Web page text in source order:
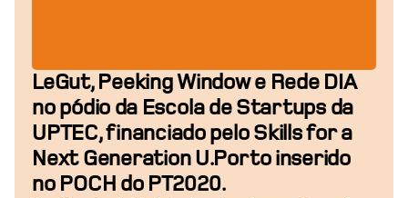
LeGut, Peeking Window e Rede DIA
no pódio da Escola de Startups da
UPTEC, financiado pelo Skills for a
Next Generation U.Porto inserido
no POCH do PT2020.